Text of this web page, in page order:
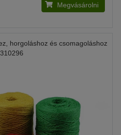
Megvásárolni
horgoláshoz és csomagoláshoz
310296